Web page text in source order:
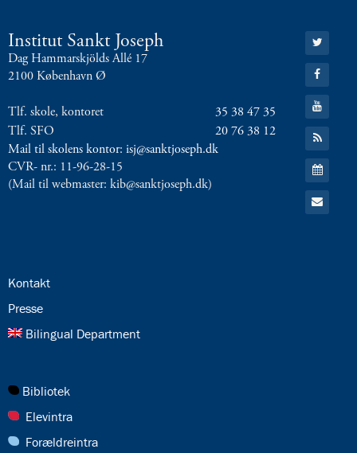
Institut Sankt Joseph
Dag Hammarskjölds Allé 17
2100 København Ø
Tlf. skole, kontoret
35 38 47 35
Tlf. SFO
20 76 38 12
Mail til skolens kontor: isj@sanktjoseph.dk
CVR- nr.: 11-96-28-15
(Mail til webmaster: kib@sanktjoseph.dk)
Gå
til:
Twitter
Gå
til:
Facebook
Gå
til:
YouTube
Gå
til:
RSS
feed
Gå
til:
Kalender
Gå
til:
24.0:
Kontakt
25.0:
Presse
26.0:
Bilingual Department
27.0:
Bibliotek
28.0:
Elevintra
29.0:
Forældreintra